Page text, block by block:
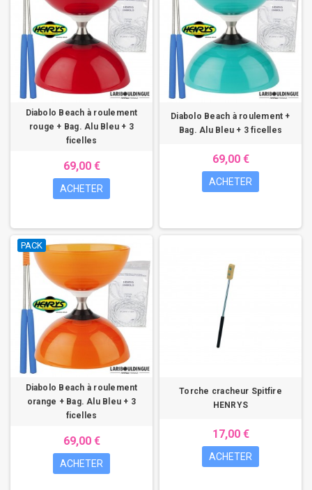
Diabolo Beach à roulement
rouge + Bag. Alu Bleu + 3
ficelles
69,00 €
ACHETER
Diabolo Beach à roulement +
Bag. Alu Bleu + 3 ficelles
69,00 €
ACHETER
PACK
Diabolo Beach à roulement
orange + Bag. Alu Bleu + 3
ficelles
69,00 €
ACHETER
Torche cracheur Spitfire
HENRYS
17,00 €
ACHETER